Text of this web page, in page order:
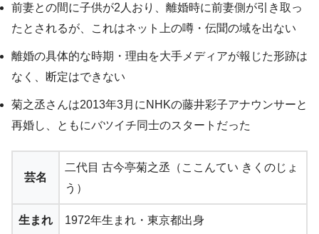
前妻との間に子供が2人おり、離婚時に前妻側が引き取っ
たとされるが、これはネット上の噂・伝聞の域を出ない
離婚の具体的な時期・理由を大手メディアが報じた形跡は
なく、断定はできない
菊之丞さんは2013年3月にNHKの藤井彩子アナウンサーと
再婚し、ともにバツイチ同士のスタートだった
芸名
二代目 古今亭菊之丞（ここんてい きくのじょ
う）
生まれ 1972年生まれ・東京都出身